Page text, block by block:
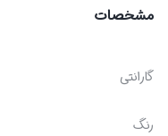
مشخصات
گارانتی
رنگ